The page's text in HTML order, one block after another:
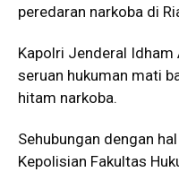
peredaran narkoba di
Kapolri Jenderal
seruan hukuman mati
hitam narkoba.
Sehubungan dengan
Kepolisian Fakultas